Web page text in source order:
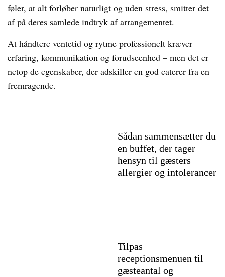
føler, at alt forløber naturligt og uden stress, smitter det
af på deres samlede indtryk af arrangementet.
At håndtere ventetid og rytme professionelt kræver
erfaring, kommunikation og forudseenhed – men det er
netop de egenskaber, der adskiller en god caterer fra en
fremragende.
Sådan sammensætter du
en buffet, der tager
hensyn til gæsters
allergier og intolerancer
Tilpas
receptionsmenuen til
gæsteantal og